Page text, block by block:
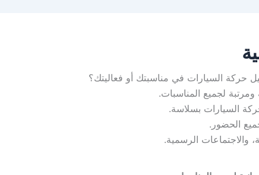
حركة السيارات في مناسبتك أو فعاليتك؟
لجميع المناسبات.
السيارات بسلاسة.
الحضور.
والاجتماعات الرسمية.